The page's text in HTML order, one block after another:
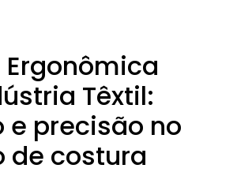
Têxtil:
e precisão no
de costura